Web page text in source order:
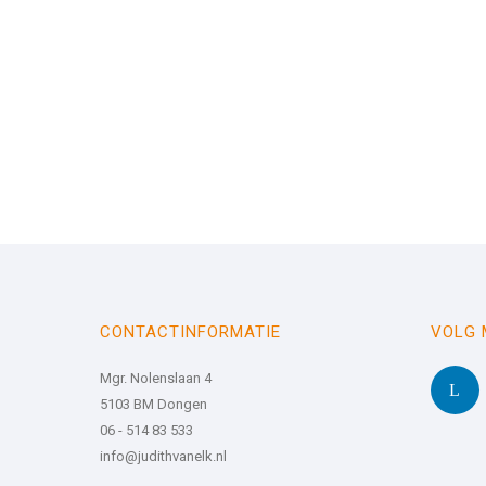
CONTACTINFORMATIE
Mgr. Nolenslaan 4
5103 BM Dongen
06 - 514 83 533
info@judithvanelk.nl
VOLG